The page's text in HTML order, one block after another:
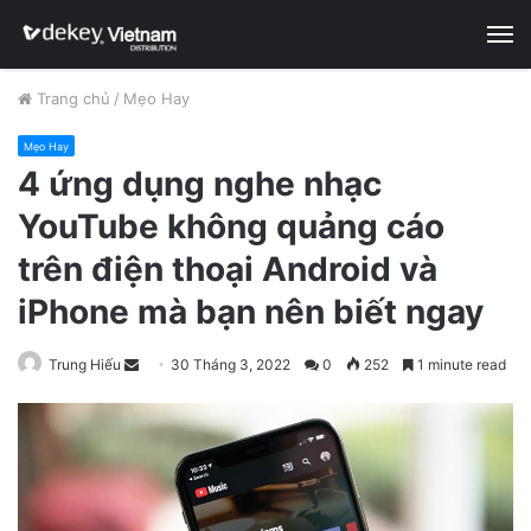
Trang chủ / Mẹo Hay
Mẹo Hay
4 ứng dụng nghe nhạc
YouTube không quảng cáo
trên điện thoại Android và
iPhone mà bạn nên biết ngay
Trung Hiếu
n
a
30 Tháng 3, 2022 0 252 1 minute read